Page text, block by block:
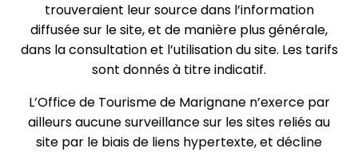
trouveraient leur source dans l’information
diffusée sur le site, et de manière plus générale,
dans la consultation et l’utilisation du site. Les tarifs
sont donnés à titre indicatif.
L’Office de Tourisme de Marignane n’exerce par
ailleurs aucune surveillance sur les sites reliés au
site par le biais de liens hypertexte, et décline